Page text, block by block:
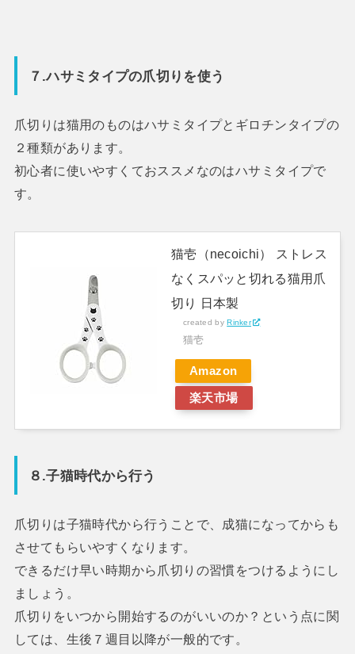
７.ハサミタイプの爪切りを使う
爪切りは猫用のものはハサミタイプとギロチンタイプの
２種類があります。
初心者に使いやすくておススメなのはハサミタイプで
す。
猫壱（necoichi） ストレス
なくスパッと切れる猫用爪
切り 日本製
created byRinker
猫壱
Amazon
楽天市場
８.子猫時代から行う
爪切りは子猫時代から行うことで、成猫になってからも
させてもらいやすくなります。
できるだけ早い時期から爪切りの習慣をつけるようにし
ましょう。
爪切りをいつから開始するのがいいのか？という点に関
しては、生後７週目以降が一般的です。